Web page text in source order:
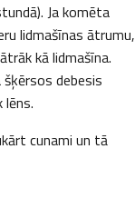
Ja komēta
lidmašīnas ātrumu,
kā lidmašīna.
debesis
cunami un tā